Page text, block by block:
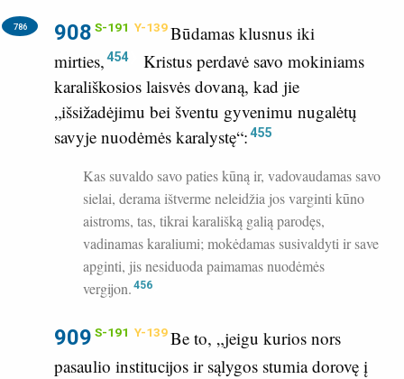
908 S-191 Y-139
786
Būdamas klusnus iki
mirties,454
Kristus perdavė savo mokiniams
karališkosios laisvės dovaną, kad jie
„išsižadėjimu bei šventu gyvenimu nugalėtų
savyje nuodėmės karalystę“:455
Kas suvaldo savo paties kūną ir, vadovaudamas savo
sielai, derama ištverme neleidžia jos varginti kūno
aistroms, tas, tikrai karališką galią parodęs,
vadinamas karaliumi; mokėdamas susivaldyti ir save
apginti, jis nesiduoda paimamas nuodėmės
vergijon. 456
909 S-191 Y-139Be to, „jeigu kurios nors
pasaulio institucijos ir sąlygos stumia dorovę į